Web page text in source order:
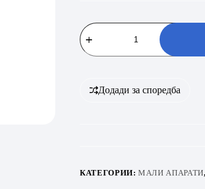
GORENJE
VC2202G4AHR
количина
Додади за споредба
КАТЕГОРИИ:МАЛИ АПАРАТИ